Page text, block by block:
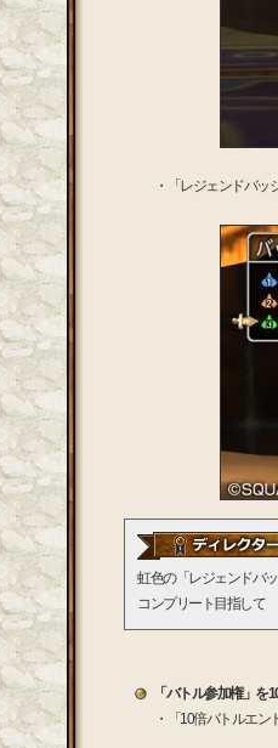
・「レジェンドバ
虹色の「レジェンドバ
コンプリート目指して
「バトル参加権」
・「10倍バトルエ